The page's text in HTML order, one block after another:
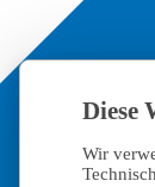
Diese
Wir